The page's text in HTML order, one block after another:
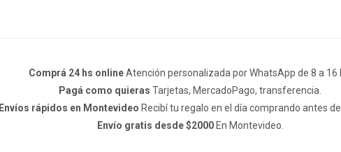
Comprá 24 hs onlineAtención personalizada por WhatsApp de 8 a 16
Pagá como quieras Tarjetas, MercadoPago, transferencia.
Envíos rápidos en Montevideo Recibí tu regalo en el día comprando antes
Envío gratis desde $2000En Montevideo.